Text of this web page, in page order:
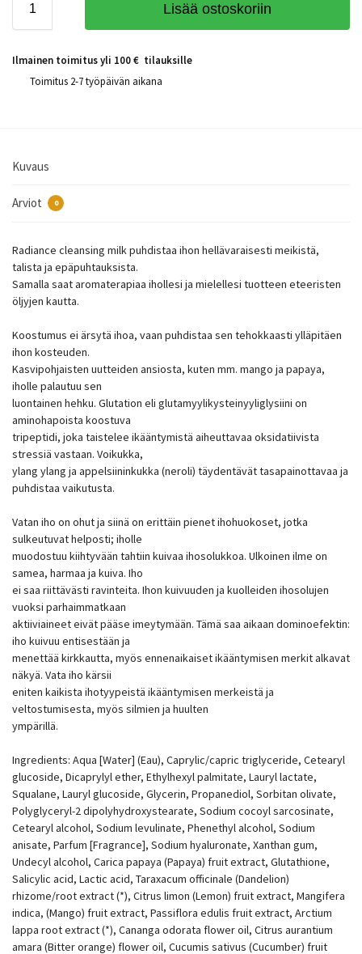
Lisää ostoskoriin
Ilmainen toimitus yli 100 € tilauksille
Toimitus 2-7 työpäivän aikana
Kuvaus
Arviot 0
Radiance cleansing milk puhdistaa ihon hellävaraisesti meikistä,
talista ja epäpuhtauksista.
Samalla saat aromaterapiaa ihollesi ja mielellesi tuotteen eteeristen
öljyjen kautta.
Koostumus ei ärsytä ihoa, vaan puhdistaa sen tehokkaasti ylläpitäen
ihon kosteuden.
Kasvipohjaisten uutteiden ansiosta, kuten mm. mango ja papaya,
iholle palautuu sen
luontainen hehku. Glutation eli glutamyylikysteinyyliglysiini on
aminohapoista koostuva
tripeptidi, joka taistelee ikääntymistä aiheuttavaa oksidatiivista
stressiä vastaan. Voikukka,
ylang ylang ja appelsiininkukka (neroli) täydentävät tasapainottavaa ja
puhdistaa vaikutusta.
Vatan iho on ohut ja siinä on erittäin pienet ihohuokoset, jotka
sulkeutuvat helposti; iholle
muodostuu kiihtyvään tahtiin kuivaa ihosolukkoa. Ulkoinen ilme on
samea, harmaa ja kuiva. Iho
ei saa riittävästi ravinteita. Ihon kuivuuden ja kuolleiden ihosolujen
vuoksi parhaimmatkaan
aktiiviaineet eivät pääse imeytymään. Tämä saa aikaan dominoefektin:
iho kuivuu entisestään ja
menettää kirkkautta, myös ennenaikaiset ikääntymisen merkit alkavat
näkyä. Vata iho kärsii
eniten kaikista ihotyypeistä ikääntymisen merkeistä ja
veltostumisesta, myös silmien ja huulten
ympärillä.
Ingredients: Aqua [Water] (Eau), Caprylic/capric triglyceride, Cetearyl
glucoside, Dicaprylyl ether, Ethylhexyl palmitate, Lauryl lactate,
Squalane, Lauryl glucoside, Glycerin, Propanediol, Sorbitan olivate,
Polyglyceryl-2 dipolyhydroxystearate, Sodium cocoyl sarcosinate,
Cetearyl alcohol, Sodium levulinate, Phenethyl alcohol, Sodium
anisate, Parfum [Fragrance], Sodium hyaluronate, Xanthan gum,
Undecyl alcohol, Carica papaya (Papaya) fruit extract, Glutathione,
Salicylic acid, Lactic acid, Taraxacum officinale (Dandelion)
rhizome/root extract (*), Citrus limon (Lemon) fruit extract, Mangifera
indica, (Mango) fruit extract, Passiflora edulis fruit extract, Arctium
lappa root extract (*), Cananga odorata flower oil, Citrus aurantium
amara (Bitter orange) flower oil, Cucumis sativus (Cucumber) fruit